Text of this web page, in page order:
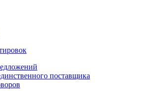
поставщика